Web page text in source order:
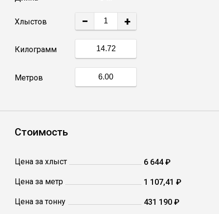
Катанка
Столбы заборные
Хлыстов − +
Килограмм
Метров
Стоимость
Цена за хлыст 6 644 ₽
Цена за метр 1 107,41 ₽
Цена за тонну 431 190 ₽